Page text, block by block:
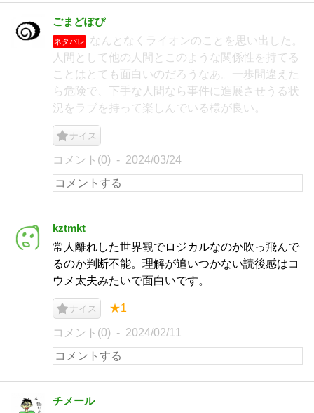
ごまどぽぴ
ネタバレ
なんとなくライオンのことを思い出した。
人間として他の人間とこのような関係性を持てる
ことはとても面白いのだろうなあ。一歩間違えた
ら危険で、下手な人間なら事件に進展させうる状
況をラブを持って楽しんでいる様が良い。
ナイス
コメント(0) 2024/03/24
kztmkt
常人離れした世界観でロジカルなのか吹っ飛んで
るのか判断不能。理解が追いつかない読後感はコ
ウメ太夫みたいで面白いです。
ナイス ★1
コメント(0) 2024/02/11
チメール